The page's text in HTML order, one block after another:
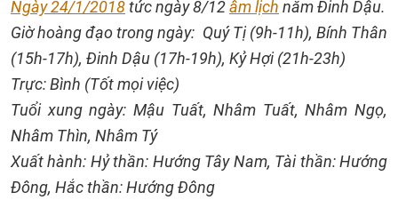
Ngày 24/1/2018tức ngày 8/12âm lịch năm Đinh Dậu.
Giờ hoàng đạo trong ngày: Quý Tị (9h-11h), Bính Thân
(15h-17h), Đinh Dậu (17h-19h), Kỷ Hợi (21h-23h)
Trực: Bình (Tốt mọi việc)
Tuổi xung ngày: Mậu Tuất, Nhâm Tuất, Nhâm Ngọ,
Nhâm Thìn, Nhâm Tý
Xuất hành: Hỷ thần: Hướng Tây Nam, Tài thần: Hướng
Đông, Hắc thần: Hướng Đông